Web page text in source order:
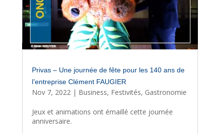
Privas – Une journée de fête pour les 140 ans de
l’entreprise Clément FAUGIER
Nov 7, 2022| Business, Festivités, Gastronomie
Jeux et animations ont émaillé cette journée
anniversaire.